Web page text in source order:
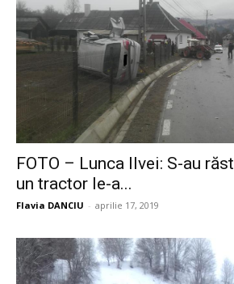
FOTO – Lunca Ilvei: S-au
un tractor le-a...
Flavia DANCIU - aprilie 17, 2019